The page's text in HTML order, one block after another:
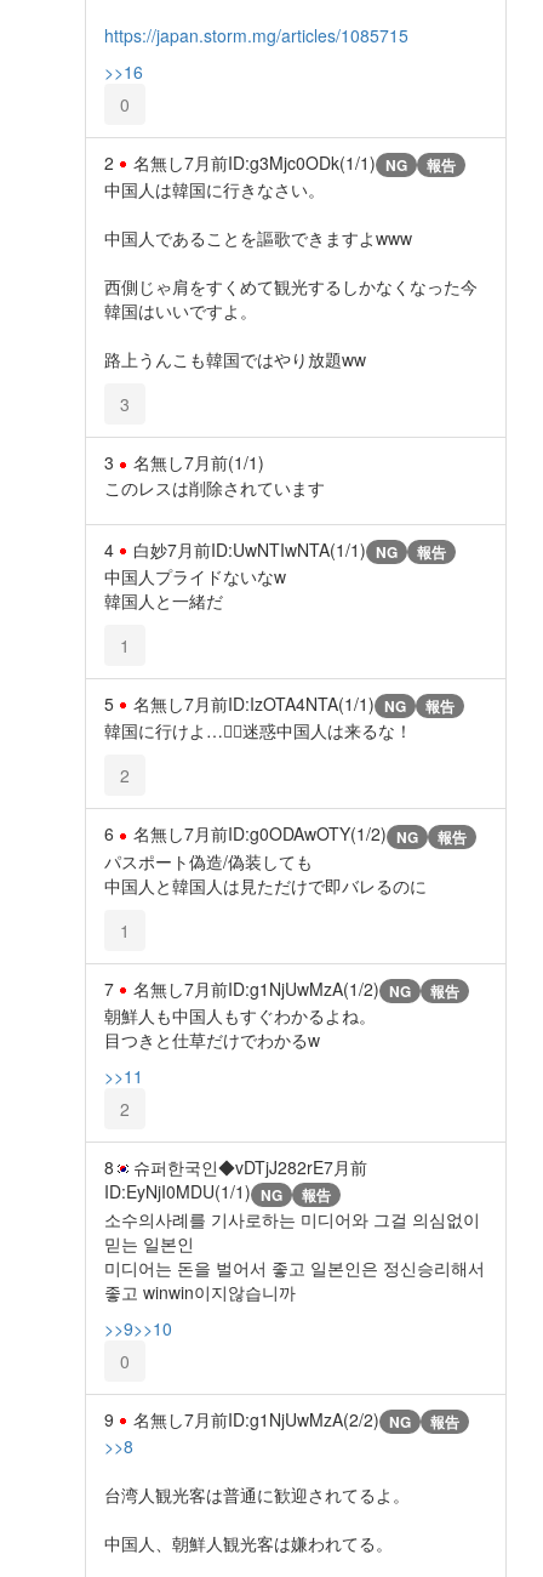
https://japan.storm.mg/articles/1085715
>>16
0
2 名無し7月前ID:g3Mjc0ODk(1/1) NG 報告
中国人は韓国に行きなさい。
中国人であることを謳歌できますよwww
西側じゃ肩をすくめて観光するしかなくなった今
韓国はいいですよ。
路上うんこも韓国ではやり放題ww
3
3 名無し7月前(1/1)
このレスは削除されています
4 白妙7月前ID:UwNTIwNTA(1/1) NG 報告
中国人プライドないなw
韓国人と一緒だ
1
5 名無し7月前ID:IzOTA4NTA(1/1) NG 報告
韓国に行けよ…😮‍💨迷惑中国人は来るな！
2
6 名無し7月前ID:g0ODAwOTY(1/2) NG 報告
パスポート偽造/偽装しても
中国人と韓国人は見ただけで即バレるのに
1
7 名無し7月前ID:g1NjUwMzA(1/2) NG 報告
朝鮮人も中国人もすぐわかるよね。
目つきと仕草だけでわかるw
>>11
2
8 슈퍼한국인◆vDTjJ282rE7月前
ID:EyNjI0MDU(1/1) NG 報告
소수의사례를 기사로하는 미디어와 그걸 의심없이
믿는 일본인
미디어는 돈을 벌어서 좋고 일본인은 정신승리해서
좋고 winwin이지않습니까
>>9>>10
0
9 名無し7月前ID:g1NjUwMzA(2/2) NG 報告
>>8
台湾人観光客は普通に歓迎されてるよ。
中国人、朝鮮人観光客は嫌われてる。